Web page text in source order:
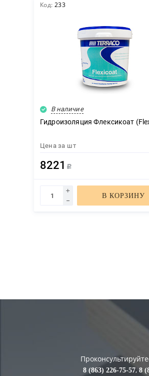
Код: 233
В наличие
Гидроизоляция Флексикоат
Цена за шт
8221 Р
В КОРЗИНУ
8 (863) 226-75-57,8